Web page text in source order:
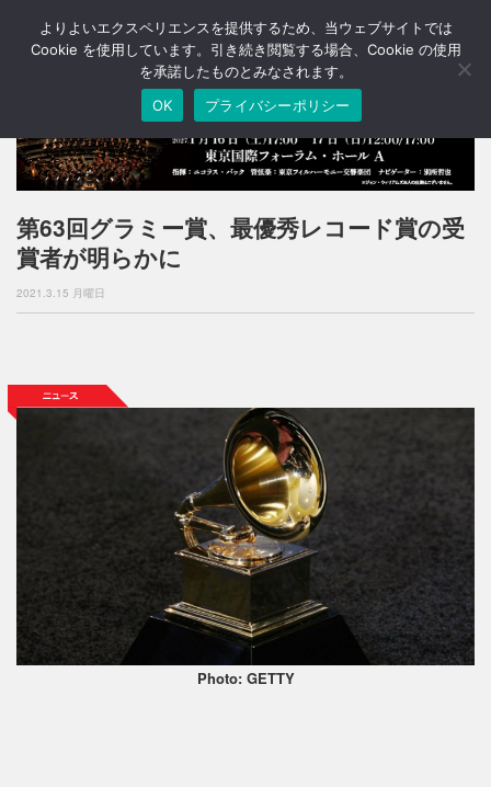
T
o
a
v
i
g
o
第63回グラミー賞、最優秀レコード賞の受
賞者が明らかに
2021.3.15 月曜日
Photo: GETTY
よりよいエクスペリエンスを提供するため、当ウェブサイトでは
Cookie を使用しています。引き続き閲覧する場合、Cookie の使用
を承諾したものとみなされます。
OK
プライバシーポリシー